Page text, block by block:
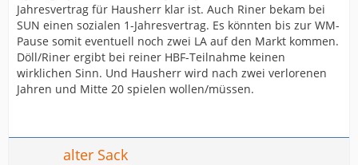
Jahresvertrag für Hausherr klar ist. Auch Riner bekam bei
SUN einen sozialen 1-Jahresvertrag. Es könnten bis zur WM-
Pause somit eventuell noch zwei LA auf den Markt kommen.
Döll/Riner ergibt bei reiner HBF-Teilnahme keinen
wirklichen Sinn. Und Hausherr wird nach zwei verlorenen
Jahren und Mitte 20 spielen wollen/müssen.
alter Sack